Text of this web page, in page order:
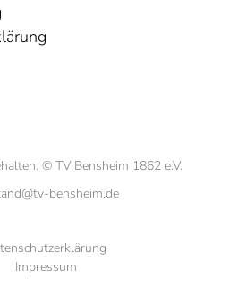
© TV Bensheim 1862 e.V.
bensheim.de
Impressum